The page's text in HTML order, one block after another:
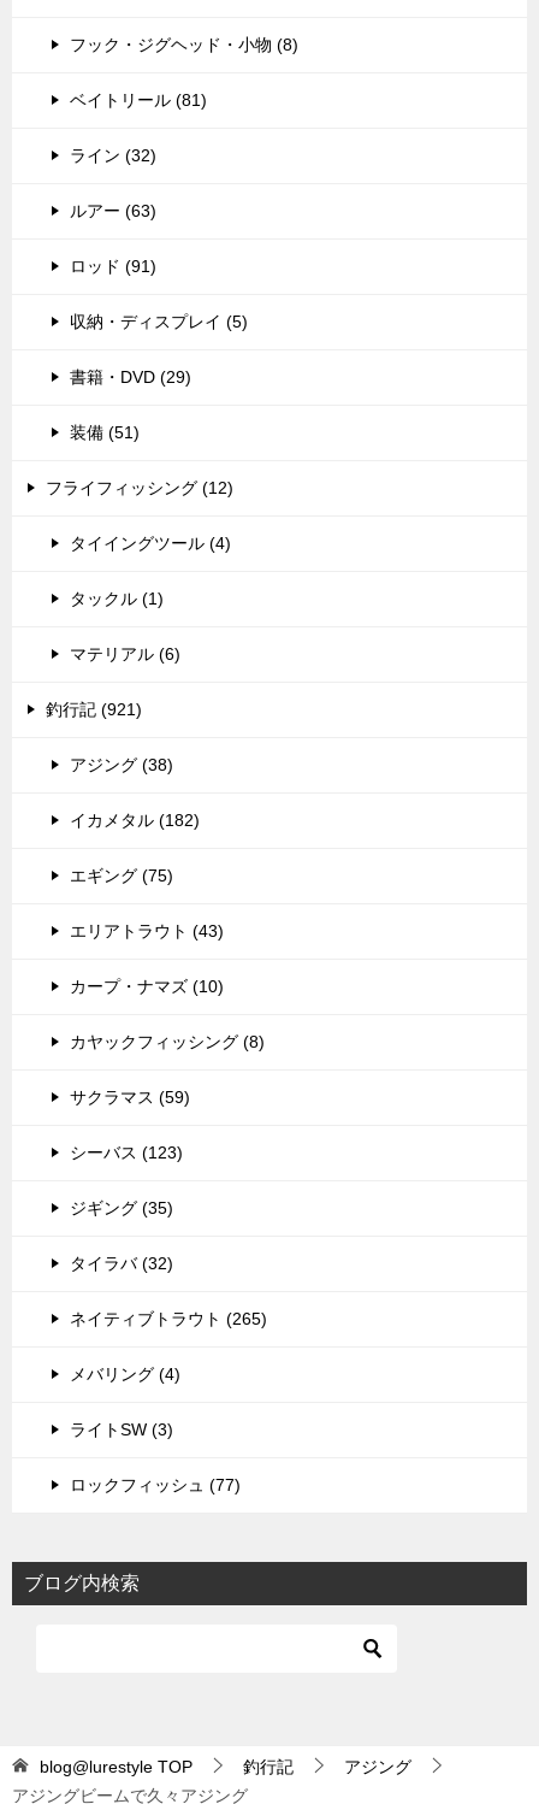
フック・ジグヘッド・小物 (8)
ベイトリール (81)
ライン (32)
ルアー (63)
ロッド (91)
収納・ディスプレイ (5)
書籍・DVD (29)
装備 (51)
フライフィッシング (12)
タイイングツール (4)
タックル (1)
マテリアル (6)
釣行記 (921)
アジング (38)
イカメタル (182)
エギング (75)
エリアトラウト (43)
カープ・ナマズ (10)
カヤックフィッシング (8)
サクラマス (59)
シーバス (123)
ジギング (35)
タイラバ (32)
ネイティブトラウト (265)
メバリング (4)
ライトSW (3)
ロックフィッシュ (77)
ブログ内検索
blog@lurestyle TOP 釣行記
アジング
アジングビームで久々アジング